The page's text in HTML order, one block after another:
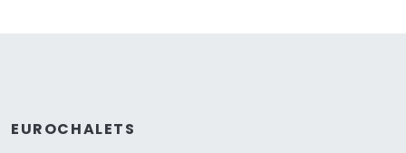
EUROCHALETS